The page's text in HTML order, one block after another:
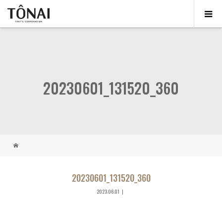
20230601_131520_360
20230601_131520_360
2023.06.01